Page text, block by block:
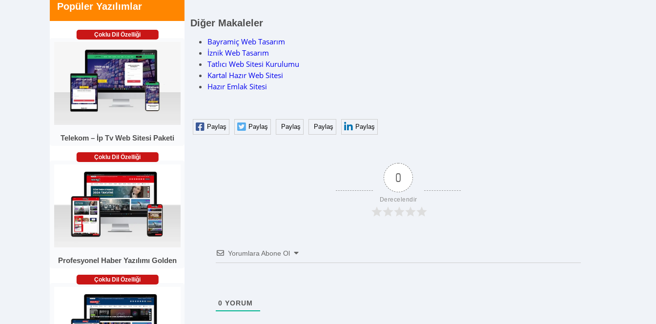
Popüler Yazılımlar
Çoklu Dil Özelliği
Telekom – İp Tv Web Sitesi Paketi
Çoklu Dil Özelliği
Profesyonel Haber Yazılımı Golden
Çoklu Dil Özelliği
Diğer Makaleler
Bayramiç Web Tasarım
İznik Web Tasarım
Tatlıcı Web Sitesi Kurulumu
Kartal Hazır Web Sitesi
Hazır Emlak Sitesi
Paylaş Paylaş Paylaş Paylaş Paylaş
0
Derecelendir
Yorumlara Abone Ol
0 YORUM